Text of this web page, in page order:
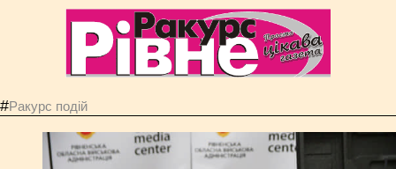
#Ракурс подій